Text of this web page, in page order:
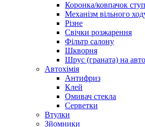
Коронка/ковпачок
Механізм вільного
Різне
Свічки розжарення
Фільтр салону
Шкворня
Шрус (граната) на авто
Автохімія
Антифриз
Клей
Омивач стекла
Серветки
Втулки
Зйомники